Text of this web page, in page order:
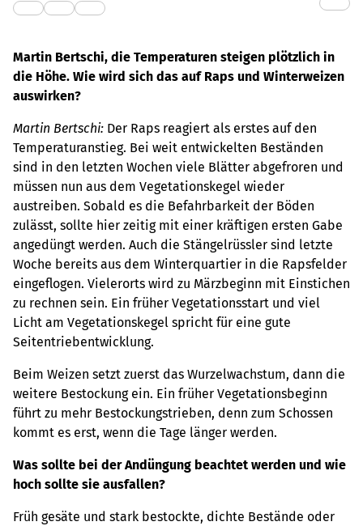
Martin Bertschi, die Temperaturen steigen plötzlich in
die Höhe. Wie wird sich das auf Raps und Winterweizen
auswirken?
Martin Bertschi: Der Raps reagiert als erstes auf den
Temperaturanstieg. Bei weit entwickelten Beständen
sind in den letzten Wochen viele Blätter abgefroren und
müssen nun aus dem Vegetationskegel wieder
austreiben. Sobald es die Befahrbarkeit der Böden
zulässt, sollte hier zeitig mit einer kräftigen ersten Gabe
angedüngt werden. Auch die Stängelrüssler sind letzte
Woche bereits aus dem Winterquartier in die Rapsfelder
eingeflogen. Vielerorts wird zu Märzbeginn mit Einstichen
zu rechnen sein. Ein früher Vegetationsstart und viel
Licht am Vegetationskegel spricht für eine gute
Seitentriebentwicklung.
Beim Weizen setzt zuerst das Wurzelwachstum, dann die
weitere Bestockung ein. Ein früher Vegetationsbeginn
führt zu mehr Bestockungstrieben, denn zum Schossen
kommt es erst, wenn die Tage länger werden.
Was sollte bei der Andüngung beachtet werden und wie
hoch sollte sie ausfallen?
Früh gesäte und stark bestockte, dichte Bestände oder